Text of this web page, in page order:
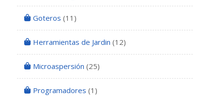
Goteros (11)
Herramientas de Jardin (12)
Microaspersión (25)
Programadores (1)